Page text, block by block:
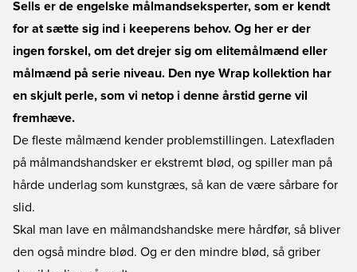
Sells er de engelske målmandseksperter, som er kendt
for at sætte sig ind i keeperens behov. Og her er der
ingen forskel, om det drejer sig om elitemålmænd eller
målmænd på serie niveau. Den nye Wrap kollektion har
en skjult perle, som vi netop i denne årstid gerne vil
fremhæve.
De fleste målmænd kender problemstillingen. Latexfladen
på målmandshandsker er ekstremt blød, og spiller man på
hårde underlag som kunstgræs, så kan de være sårbare for
slid.
Skal man lave en målmandshandske mere hårdfør, så bliver
den også mindre blød. Og er den mindre blød, så griber